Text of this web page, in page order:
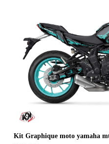
Kit Graphique moto yamaha